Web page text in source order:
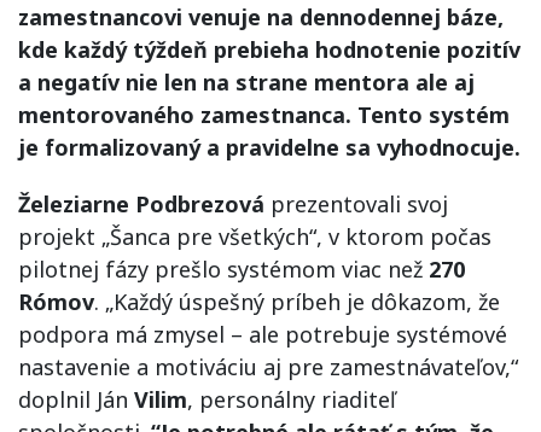
zamestnancovi venuje na dennodennej báze,
kde každý týždeň prebieha hodnotenie pozitív
a negatív nie len na strane mentora ale aj
mentorovaného zamestnanca. Tento systém
je formalizovaný a pravidelne sa vyhodnocuje.
Železiarne Podbrezová prezentovali svoj
projekt „Šanca pre všetkých“, v ktorom počas
pilotnej fázy prešlo systémom viac než 270
Rómov. „Každý úspešný príbeh je dôkazom, že
podpora má zmysel – ale potrebuje systémové
nastavenie a motiváciu aj pre zamestnávateľov,“
doplnil Ján Vilim, personálny riaditeľ